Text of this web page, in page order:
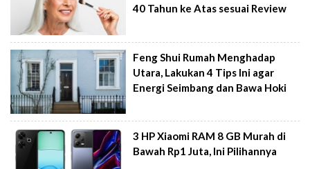
40 Tahun ke Atas sesuai Review
Feng Shui Rumah Menghadap
Utara, Lakukan 4 Tips Ini agar
Energi Seimbang dan Bawa Hoki
3 HP Xiaomi RAM 8 GB Murah di
Bawah Rp1 Juta, Ini Pilihannya